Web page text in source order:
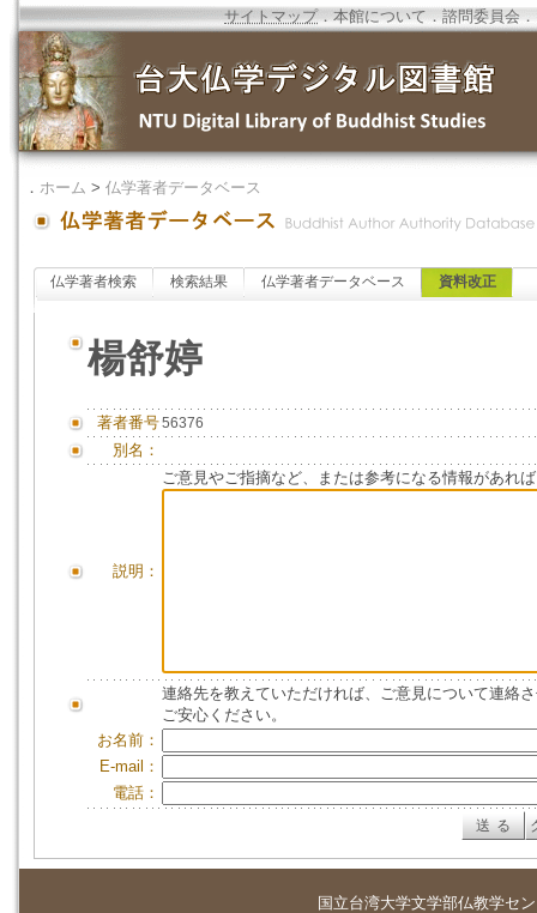
サイトマップ．本館について ．諮問委員会 ．
． ホーム > 仏学著者データベース
仏学著者検索 検索結果 仏学著者データベース 資料改正
楊舒婷
著者番号56376
別名：
説明：
ご意見やご指摘など、または参考になる情報があれ
連絡先を教えていただければ、ご意見について連絡
ご安心ください。
お名前：
E-mail：
電話：
国立台湾大学文学部仏教学セ